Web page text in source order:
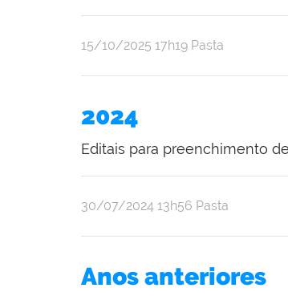
publicado
15/10/2025 17h19 Pasta
2024
Editais para preenchimento
publicado
30/07/2024 13h56 Pasta
Anos anteriores